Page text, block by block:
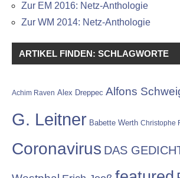
Zur EM 2016: Netz-Anthologie
Zur WM 2014: Netz-Anthologie
ARTIKEL FINDEN: SCHLAGWORTE
Achim Raven Alex Dreppec Alfons
G. Leitner Babette Werth Christophe
Coronavirus DAS